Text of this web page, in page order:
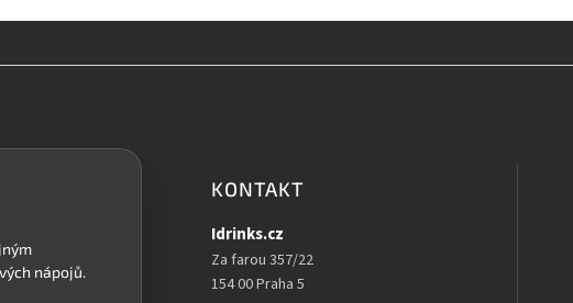
KONTAKT
Idrinks.cz
Za farou 357/22
154 00 Praha 5